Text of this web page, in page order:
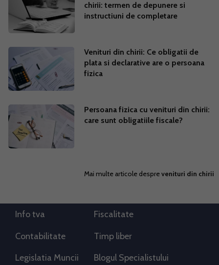
chirii: termen de depunere si
instructiuni de completare
Venituri din chirii: Ce obligatii de
plata si declarative are o persoana
fizica
Persoana fizica cu venituri din chirii:
care sunt obligatiile fiscale?
Mai multe articole desprevenituri din chirii
Info tva Fiscalitate
Contabilitate Timp liber
Legislatia Muncii Blogul Specialistului